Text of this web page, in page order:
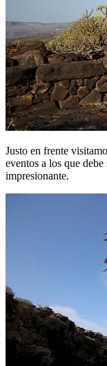
Justo en frente
eventos a los que
impresionante.